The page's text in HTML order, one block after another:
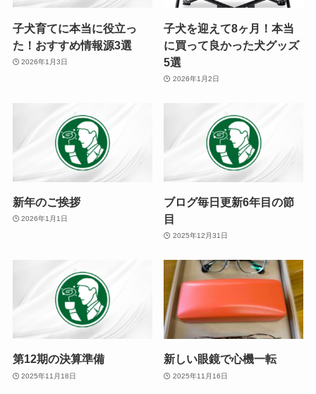
子犬育てに本当に役立っ
た！おすすめ情報源3選
2026年1月3日
子犬を迎えて8ヶ月！本当
に買って良かった犬グッズ
5選
2026年1月2日
新年のご挨拶
2026年1月1日
ブログ毎日更新6年目の節
目
2025年12月31日
第12期の決算準備
2025年11月18日
新しい眼鏡で心機一転
2025年11月16日